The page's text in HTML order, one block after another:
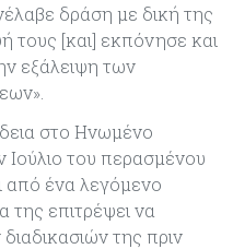
δράση με δική της
τους [και] εκπόνησε και
εξάλειψη των
στο Ηνωμένο
Ιούλιο του περασμένου
από ένα λεγόμενο
της επιτρέψει να
της πριν